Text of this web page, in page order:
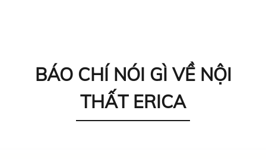
BÁO CHÍ NÓI GÌ VỀ NỘI
THẤT ERICA